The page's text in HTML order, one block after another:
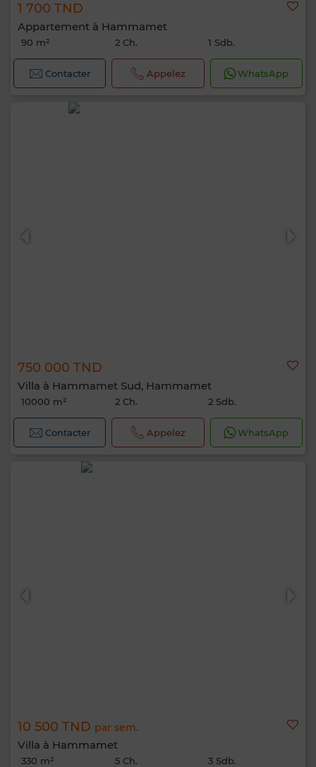
1 700 TND
Appartement à Hammamet
90 m² 2 Ch. 1 Sdb.
Contacter Appelez WhatsApp
750 000 TND
Villa à Hammamet Sud, Hammamet
10000 m² 2 Ch. 2 Sdb.
Contacter Appelez WhatsApp
10 500 TND par sem.
Villa à Hammamet
330 m² 5 Ch. 3 Sdb.